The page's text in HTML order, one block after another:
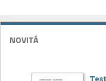
NOVITÁ